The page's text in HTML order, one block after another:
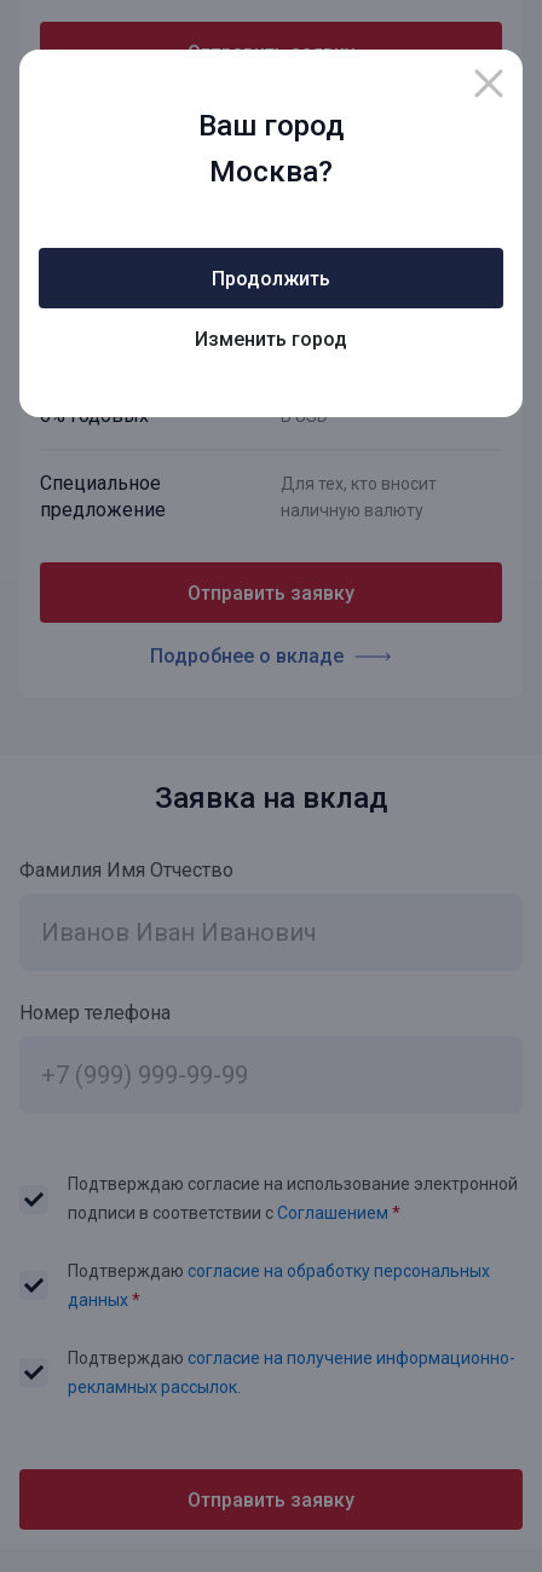
Ваш город
Москва?
Продолжить
Изменить город
Отправить заявку
Подробнее о вкладе
Валютный плюс
вклада
6% годовых В USD
Специальное
предложение
Для тех, кто вносит
наличную валюту
Отправить заявку
Подробнее о вкладе
Заявка на вклад
Фамилия Имя Отчество
Номер телефона
Подтверждаю согласие на использование электронной
подписи в соответствии сСоглашением *
Подтверждаю согласие на обработку персональных
данных*
Подтверждаю согласие на получение информационно-
рекламных рассылок.
Отправить заявку